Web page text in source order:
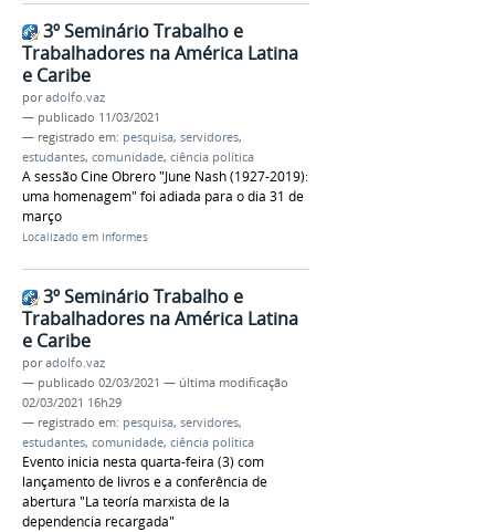
3º Seminário Trabalho e
Trabalhadores na América Latina
e Caribe
poradolfo.vaz
— publicado 11/03/2021
— registrado em: pesquisa, servidores,
estudantes, comunidade, ciência política
A sessão Cine Obrero "June Nash (1927-2019):
uma homenagem" foi adiada para o dia 31 de
março
Localizado em Informes
3º Seminário Trabalho e
Trabalhadores na América Latina
e Caribe
poradolfo.vaz
— publicado 02/03/2021 — última modificação
02/03/2021 16h29
— registrado em: pesquisa, servidores,
estudantes, comunidade, ciência política
Evento inicia nesta quarta-feira (3) com
lançamento de livros e a conferência de
abertura "La teoría marxista de la
dependencia recargada"